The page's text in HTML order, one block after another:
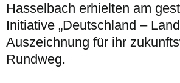
Hasselbach erhielten am
Initiative „Deutschland –
Auszeichnung für ihr
Rundweg.